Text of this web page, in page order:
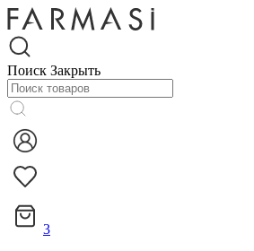
Поиск Закрыть
3